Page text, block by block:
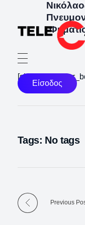
TELECARE
TELECARE | Ιατροί, νοσηλευτές & πραγματικές εξετάσεις σε λίγα λεπτά
Είσοδος
-
Tags: No tags
Previous